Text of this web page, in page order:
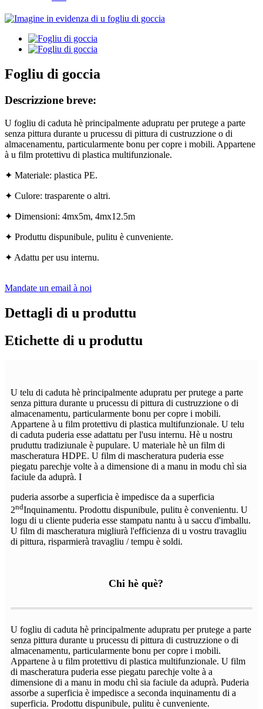
Fogliu di goccia
Descrizzione breve:
U fogliu di caduta hè principalmente adupratu per prutege a parte
senza pittura durante u prucessu di pittura di custruzzione o di
almacenamentu, particularmente bonu per copre i mobili. Appartene
à u film protettivu di plastica multifunzionale.
✦ Materiale: plastica PE.
✦ Culore: trasparente o altri.
✦ Dimensioni: 4mx5m, 4mx12.5m
✦ Produttu dispunibule, pulitu è ​​​​cunveniente.
✦ Adattu per usu internu.
Mandate un email à noi
Dettagli di u produttu
Etichette di u produttu
U telu di caduta hè principalmente adupratu per prutege a parte
senza pittura durante u prucessu di pittura di custruzzione o di
almacenamentu, particularmente bonu per copre i mobili.
Appartene à u film protettivu di plastica multifunzionale. U telu
di caduta puderia esse adattatu per l'usu internu. Hè u nostru
pruduttu tradiziunale è pupulare. U materiale hè un film di
mascheratura HDPE. U film di mascheratura puderia esse
piegatu parechje volte à a dimensione di a manu in modu chì sia
faciule da aduprà. I
puderia assorbe a superficia è impedisce da a superficia
2ndInquinamentu. Prodottu dispunibule, pulitu è ​​convenientu. U
logu di u cliente puderia esse stampatu nantu à u saccu d'imballu.
U film di mascheratura migliurà l'efficienza di u vostru travagliu
di pittura, risparmierà travagliu / tempu è soldi.
Chi hè què?
U fogliu di caduta hè principalmente adupratu per prutege a parte
senza pittura durante u prucessu di pittura di custruzzione o di
almacenamentu, particularmente bonu per copre i mobili.
Appartene à u film protettivu di plastica multifunzionale. U film
di mascheratura puderia esse piegatu parechje volte à a
dimensione di a manu in modu chì sia faciule da aduprà. Puderia
assorbe a superficia è impedisce a seconda inquinamentu di a
superficia. Prodottu dispunibule, pulitu è ​​​​cunveniente.